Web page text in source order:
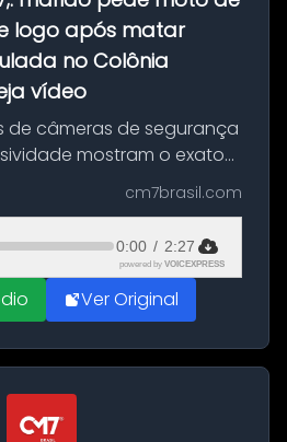
logo após matar
no Colônia
vídeo
de câmeras de segurança
mostram o exato
principal suspeito da
de 28 anos. O crime
último d...
cm7brasil.com
0:00 / 2:27
powered by VOICEXPRESS
Ver Original